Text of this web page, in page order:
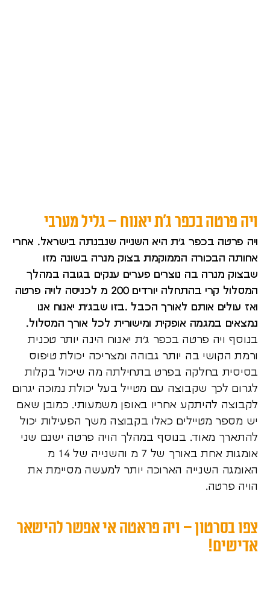
ויה פרטה בכפר ג’ת יאנוח – גליל מערבי
ויה פרטה בכפר ג’ת היא השנייה שנבנתה בישראל. אחרי
אחותה הבכורה הממוקמת בצוק מנרה בשונה מזו
שבצוק מנרה בה נוצרים פערים ענקים בגובה במהלך
המסלול קרי בהתחלה יורדים 200 מ לכניסה לויה פרטה
ואז עולים אותם לאורך הכבל .בזו שבג’ת יאנוח אנו
נמצאים במגמה אופקית ומישורית לכל אורך המסלול.
בנוסף ויה פרטה בכפר ג’ת יאנוח הינה יותר טכנית
ורמת הקושי בה יותר גבוהה ומצריכה יכולת טיפוס
בסיסית בחלקה בפרט בתחילתה מה שיכול בקלות
לגרום לכך שקבוצה עם מטייל בעל יכולת נמוכה יגרום
לקבוצה להיתקע אחריו באופן משמעותי. כמובן שאם
יש מספר מטיילים כאלו בקבוצה משך הפעילות יכול
להתארך מאוד. בנוסף במהלך הויה פרטה ישנם שני
אומגות אחת באורך של 7 מ והשנייה של 14 מ
האומגה השנייה הארוכה יותר למעשה מסיימת את
הויה פרטה.
צפו בסרטון – ויה פראטה אי אפשר להישאר
אדישים!